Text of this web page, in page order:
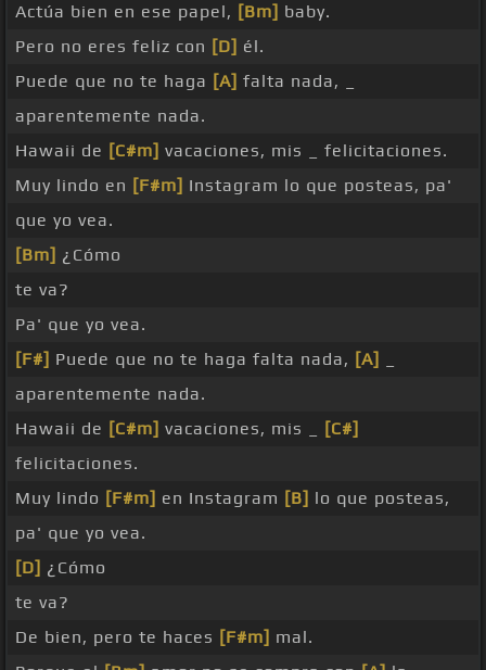
Actúa bien en ese papel, [Bm] baby.
Pero no eres feliz con [D] él.
Puede que no te haga [A] falta nada, _
aparentemente nada.
Hawaii de [C#m] vacaciones, mis _ felicitaciones.
Muy lindo en [F#m] Instagram lo que posteas, pa'
que yo vea.
[Bm] ¿Cómo
te va?
Pa' que yo vea.
[F#] Puede que no te haga falta nada, [A]
aparentemente nada.
Hawaii de [C#m] vacaciones, mis _
[C#]
felicitaciones.
Muy lindo [F#m] en Instagram [B] lo que posteas,
pa' que yo vea.
[D] ¿Cómo
te va?
De bien, pero te haces [F#m] mal.